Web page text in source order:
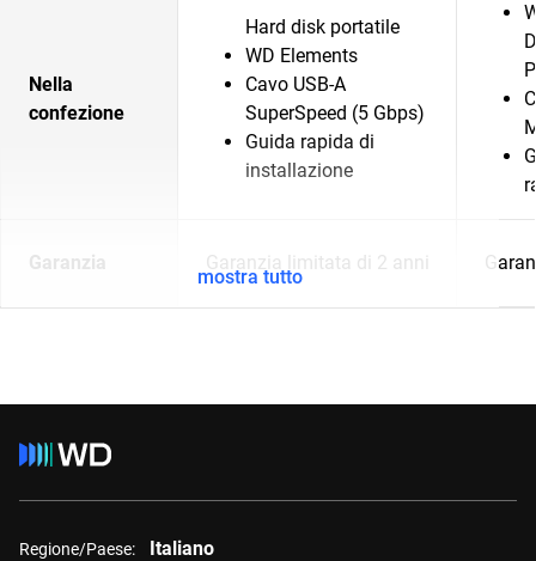
Nella
confezione
Hard disk portatile
WD Elements
Cavo USB-A
SuperSpeed (5 Gbps)
Guida rapida di
installazione
Garanzia Garanzia limitata di 2 anni
mostra tutto
Regione/Paese: Italiano